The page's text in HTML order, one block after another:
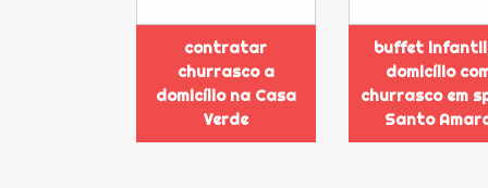
contratar
churrasco a
domicílio na Casa
Verde
buffet
domicílio
churrasco em
Santo